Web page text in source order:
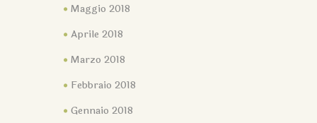
Maggio 2018
Aprile 2018
Marzo 2018
Febbraio 2018
Gennaio 2018